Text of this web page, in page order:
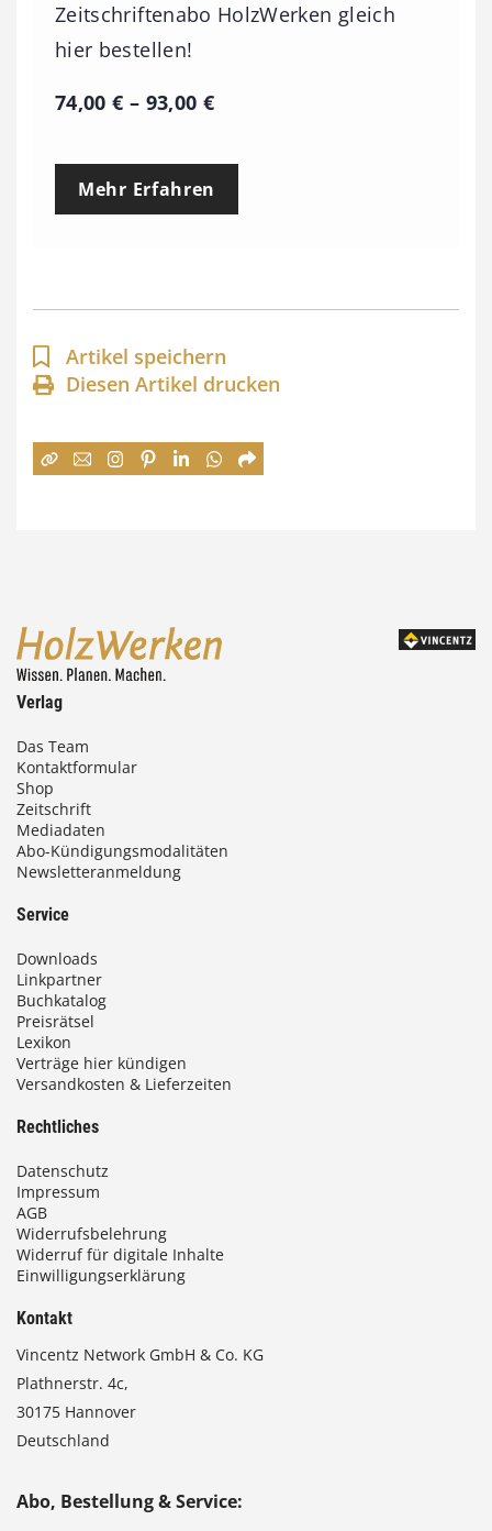
Zeitschriftenabo HolzWerken gleich
hier bestellen!
74,00€ – 93,00 €P
e
p
a
n
e
0
€
Mehr Erfahren
Artikel speichern
Diesen Artikel drucken
Verlag
Das Team
Kontaktformular
Shop
Zeitschrift
Mediadaten
Abo-Kündigungsmodalitäten
Newsletteranmeldung
Service
Downloads
Linkpartner
Buchkatalog
Preisrätsel
Lexikon
Verträge hier kündigen
Versandkosten & Lieferzeiten
Rechtliches
Datenschutz
Impressum
AGB
Widerrufsbelehrung
Widerruf für digitale Inhalte
Einwilligungserklärung
Kontakt
Vincentz Network GmbH & Co. KG
Plathnerstr. 4c,
30175 Hannover
Deutschland
Abo, Bestellung & Service: